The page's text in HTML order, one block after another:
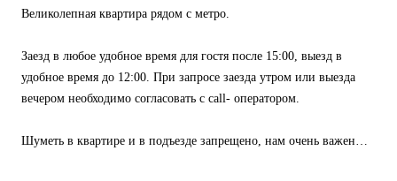
Великолепная квартира рядом с метро.
Заезд в любое удобное время для гостя после 15:00, выезд в
удобное время до 12:00. При запросе заезда утром или выезда
вечером необходимо согласовать с call- оператором.
Шуметь в квартире и в подъезде запрещено, нам очень важен